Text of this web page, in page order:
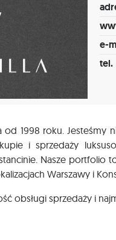
e-
tel.
od 1998 roku.
i sprzedaży
Nasze portfolio
Warszawy i
obsługi sprzedaży i